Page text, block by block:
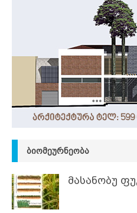
ᲑᲘᲝᲛᲔᲣᲠᲜᲔᲝᲑᲐ
მასანობუ